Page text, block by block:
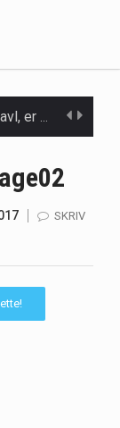
Massagestole er ikke længere forbeholdt luksuriøse spaer og wellnesscentre - de er nu tilgængelige til…
SKRIV